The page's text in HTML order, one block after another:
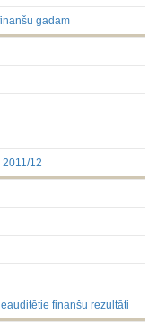
gadam
12
finanšu rezultāti